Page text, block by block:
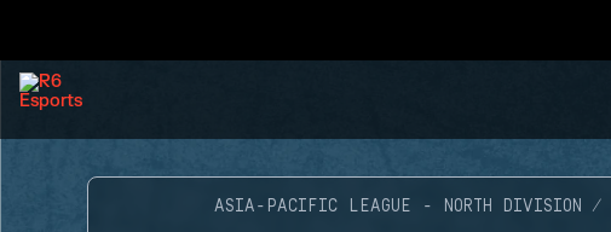
ASIA-PACIFIC LEAGUE - NORTH DIVISION